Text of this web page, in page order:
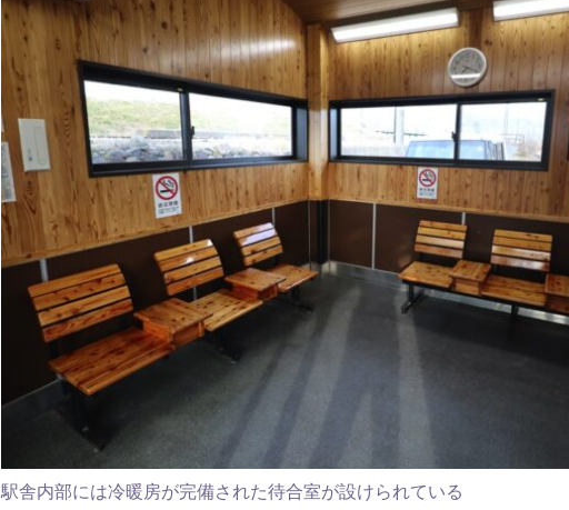
駅舎内部には冷暖房が完備された待合室が設けられている